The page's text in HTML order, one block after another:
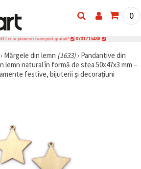
0
Lei si primesti transport gratuit! 0731715486
› Mărgele din lemn (1633)› Pandantive din
lemn natural în formă de stea 50x47x3 mm –
festive, bijuterii și decorațiuni